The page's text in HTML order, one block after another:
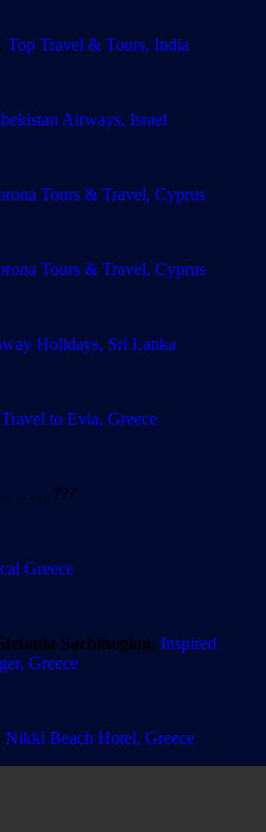
, Top Travel & Tours, India
Airways, Israel
Tours & Travel, Cyprus
Tours & Travel, Cyprus
Holidays, Sri Lanka
Travel to Evia, Greece
… ???
Greece
Sachinoglou, Inspired
Greece
Nikki Beach Hotel, Greece